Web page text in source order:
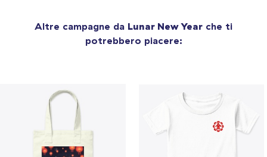
Altre campagne da Lunar New Year che ti
potrebbero piacere: